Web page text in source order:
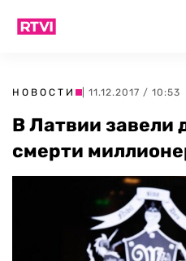
НОВОСТИ | 11.12.2017 / 10:53
В Латвии завели
смерти